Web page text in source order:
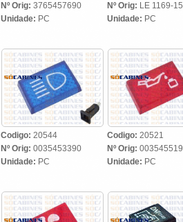
Nº Orig: 3765457690
Unidade: PC
Nº Orig: LE 1169-15
Unidade: PC
Codigo: 20544
Nº Orig: 0035453390
Unidade: PC
Codigo: 20521
Nº Orig:
Unidade: PC